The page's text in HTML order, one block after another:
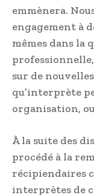
emmènera.
engagement à
mêmes dans la
sur de
qu’interprète
organisation,
À la suite des
procédé à la
récipiendaires
interprètes de